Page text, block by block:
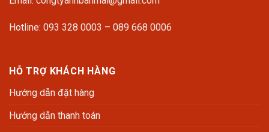
Hotline: 093 328 0003 – 089 668 0006
HỖ TRỢ KHÁCH HÀNG
Hướng dẫn đặt hàng
Hướng dẫn thanh toán